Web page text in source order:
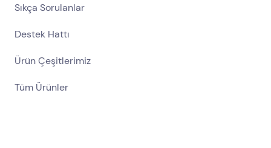
Sıkça Sorulanlar
Destek Hattı
Ürün Çeşitlerimiz
Tüm Ürünler